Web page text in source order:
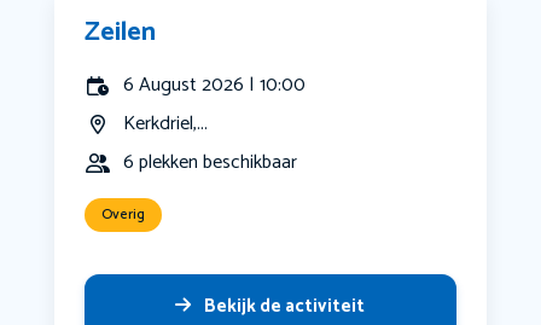
Zeilen
6 August 2026 | 10:00
Kerkdriel,...
6 plekken beschikbaar
Overig
Bekijk de activiteit